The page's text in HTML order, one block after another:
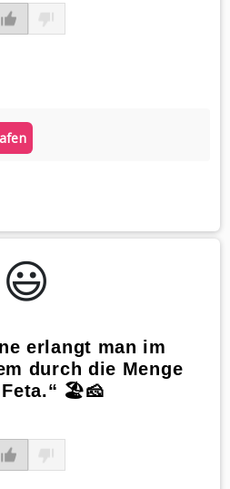
😃️
erlangt man im
durch die Menge
Feta.“ 🏖️🧀